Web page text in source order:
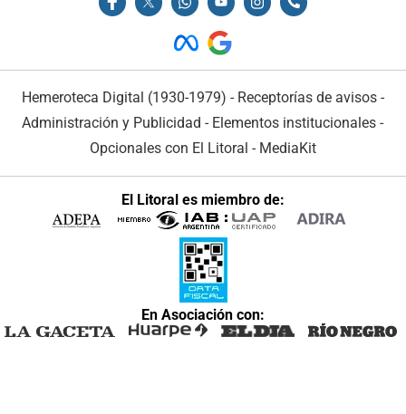
Hemeroteca Digital (1930-1979) - Receptorías de avisos -
Administración y Publicidad - Elementos institucionales -
Opcionales con El Litoral - MediaKit
El Litoral es miembro de:
En Asociación con: